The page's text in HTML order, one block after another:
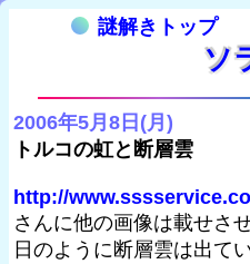
謎解きトップ
ソ
2006年5月8日(月)
トルコの虹と断層雲
http://
さんに他の画像は載せさ
日のように断層雲は出て